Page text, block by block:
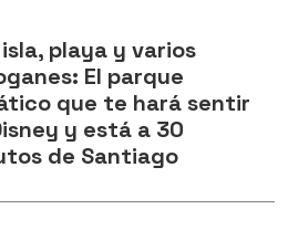
isla, playa y varios
El parque
que te hará sentir
y está a 30
de Santiago